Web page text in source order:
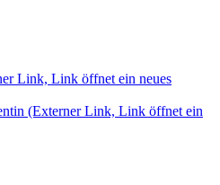
Link, Link öffnet ein neues
(Externer Link, Link öffnet ein